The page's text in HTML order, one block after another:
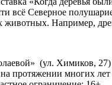
всё Северное
Например,
(ул. Химиков,
протяжении многих